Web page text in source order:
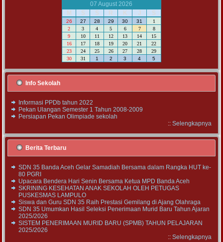
07 August 2026
M
S S R K J S
26 27 28 29 30 31
1
2
3 4 5 6 7
8
9
10 11 12 13 14
15
16
17 18 19 20 21
22
23
24 25 26 27 28
29
30
31 1 2 3 4 5
Info Sekolah
Informasi PPDb tahun 2022
Pekan Ulangan Semester 1 Tahun 2008-2009
Persiapan Pekan Olimpiade sekolah
:: Selengkapnya
Berita Terbaru
SDN 35 Banda Aceh Gelar Samadiah Bersama dalam Rangka HUT ke-
80 PGRI
Upacara Bendera Hari Senin Bersama Ketua MPD Banda Aceh
SKRINING KESEHATAN ANAK SEKOLAH OLEH PETUGAS
PUSKESMAS LAMPULO
Siswa dan Guru SDN 35 Raih Prestasi Gemilang di Ajang Olahraga
SDN 35 Umumkan Hasil Seleksi Penerimaan Murid Baru Tahun Ajaran
2025/2026
SISTEM PENERIMAAN MURID BARU (SPMB) TAHUN PELAJARAN
2025/2026
:: Selengkapnya